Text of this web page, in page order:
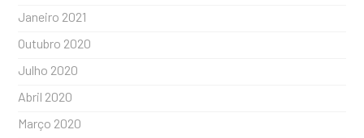
Janeiro 2021
Outubro 2020
Julho 2020
Abril 2020
Março 2020